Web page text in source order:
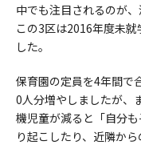
中でも注目されるのが
この3区は2016年度未
した。
保育園の定員を4年間で
0人分増やしましたが、
機児童が減ると「自分
り起こしたり、近隣か